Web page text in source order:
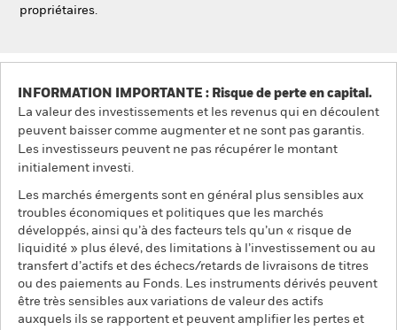
propriétaires.
INFORMATION IMPORTANTE : Risque de perte en capital.
La valeur des investissements et les revenus qui en découlent
peuvent baisser comme augmenter et ne sont pas garantis.
Les investisseurs peuvent ne pas récupérer le montant
initialement investi.
Les marchés émergents sont en général plus sensibles aux
troubles économiques et politiques que les marchés
développés, ainsi qu’à des facteurs tels qu’un « risque de
liquidité » plus élevé, des limitations à l’investissement ou au
transfert d’actifs et des échecs/retards de livraisons de titres
ou des paiements au Fonds. Les instruments dérivés peuvent
être très sensibles aux variations de valeur des actifs
auxquels ils se rapportent et peuvent amplifier les pertes et